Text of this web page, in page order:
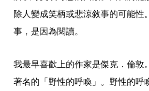
除人變成笑柄或悲涼敘事的可能性
事，是因為閱讀。
我最早喜歡上的作家是傑克．倫敦
著名的「野性的呼喚」。野性的呼